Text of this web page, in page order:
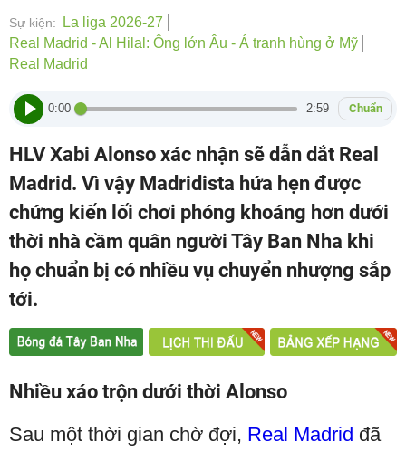
Sự kiện:
La liga 2026-27
Real Madrid - Al Hilal: Ông lớn Âu - Á tranh hùng ở Mỹ
Real Madrid
0:00 2:59 Chuẩn
HLV Xabi Alonso xác nhận sẽ dẫn dắt Real
Madrid. Vì vậy Madridista hứa hẹn được
chứng kiến lối chơi phóng khoáng hơn dưới
thời nhà cầm quân người Tây Ban Nha khi
họ chuẩn bị có nhiều vụ chuyển nhượng sắp
tới.
Nhiều xáo trộn dưới thời Alonso
Sau một thời gian chờ đợi, Real Madrid đã